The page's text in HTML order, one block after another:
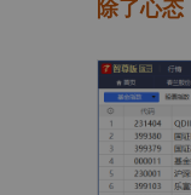
除了心